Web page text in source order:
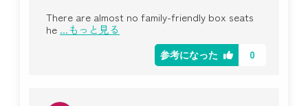
There are almost no family-friendly box seats
he ...もっと見る
参考になった 0